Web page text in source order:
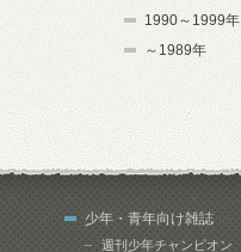
1990～1999年
～1989年
少年・青年向け雑誌
週刊少年チャンピオン